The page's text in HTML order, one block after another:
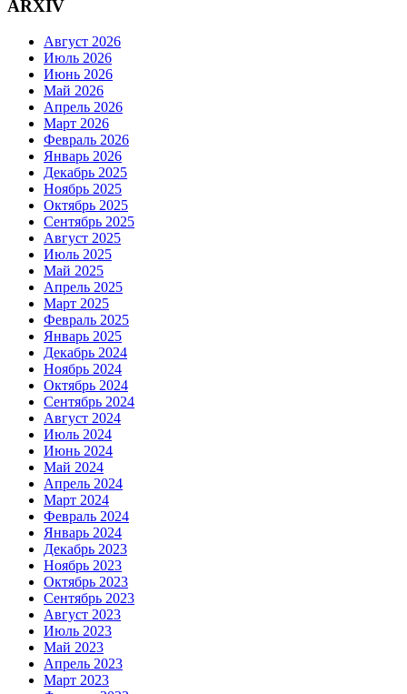
ARXIV
Август 2026
Июль 2026
Июнь 2026
Май 2026
Апрель 2026
Март 2026
Февраль 2026
Январь 2026
Декабрь 2025
Ноябрь 2025
Октябрь 2025
Сентябрь 2025
Август 2025
Июль 2025
Май 2025
Апрель 2025
Март 2025
Февраль 2025
Январь 2025
Декабрь 2024
Ноябрь 2024
Октябрь 2024
Сентябрь 2024
Август 2024
Июль 2024
Июнь 2024
Май 2024
Апрель 2024
Март 2024
Февраль 2024
Январь 2024
Декабрь 2023
Ноябрь 2023
Октябрь 2023
Сентябрь 2023
Август 2023
Июль 2023
Май 2023
Апрель 2023
Март 2023